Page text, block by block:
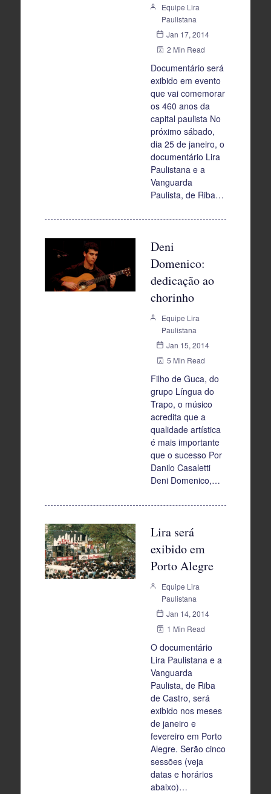
Equipe Lira
Paulistana
Jan 17, 2014
2 Min Read
Documentário será
exibido em evento
que vai comemorar
os 460 anos da
capital paulista No
próximo sábado,
dia 25 de janeiro, o
documentário Lira
Paulistana e a
Vanguarda
Paulista, de Riba…
Deni
Domenico:
dedicação ao
chorinho
Equipe Lira
Paulistana
Jan 15, 2014
5 Min Read
Filho de Guca, do
grupo Língua do
Trapo, o músico
acredita que a
qualidade artística
é mais importante
que o sucesso Por
Danilo Casaletti
Deni Domenico,…
Lira será
exibido em
Porto Alegre
Equipe Lira
Paulistana
Jan 14, 2014
1 Min Read
O documentário
Lira Paulistana e a
Vanguarda
Paulista, de Riba
de Castro, será
exibido nos meses
de janeiro e
fevereiro em Porto
Alegre. Serão cinco
sessões (veja
datas e horários
abaixo)…